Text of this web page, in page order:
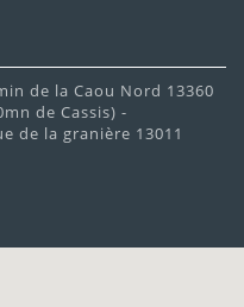
de la Caou Nord 13360
de Cassis) -
de la granière 13011